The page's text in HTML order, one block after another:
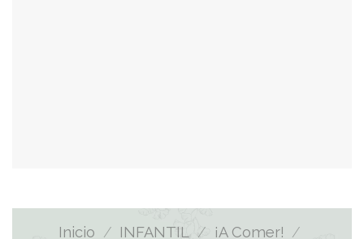
Inicio / INFANTIL / ¡A Comer! /